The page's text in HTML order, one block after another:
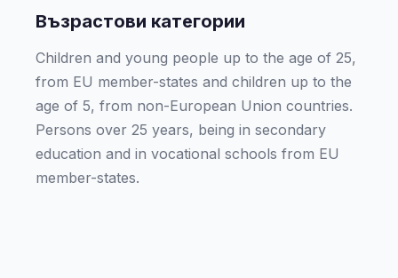
Възрастови категории
Children and young people up to the age of 25,
from EU member-states and children up to the
age of 5, from non-European Union countries.
Persons over 25 years, being in secondary
education and in vocational schools from EU
member-states.